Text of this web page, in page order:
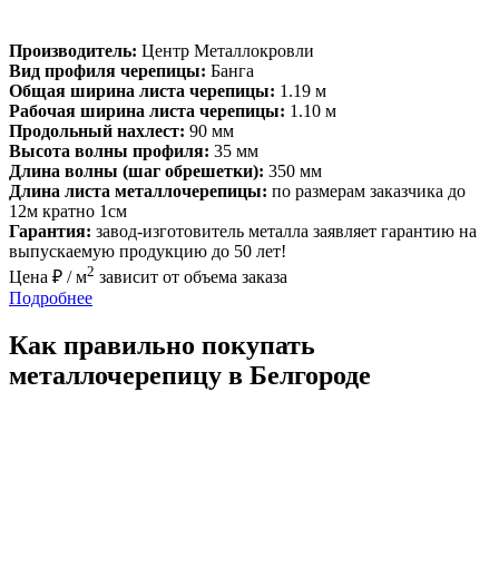
Производитель: Центр Металлокровли
Вид профиля черепицы: Банга
Общая ширина листа черепицы: 1.19 м
Рабочая ширина листа черепицы: 1.10 м
Продольный нахлест: 90 мм
Высота волны профиля: 35 мм
Длина волны (шаг обрешетки): 350 мм
Длина листа металлочерепицы: по размерам заказчика до
12м кратно 1см
Гарантия: завод-изготовитель металла заявляет гарантию на
выпускаемую продукцию до 50 лет!
Цена ₽ / м2 зависит от объема заказа
Подробнее
Как правильно покупать
металлочерепицу в Белгороде